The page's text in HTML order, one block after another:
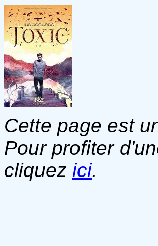
Cette page est
Pour profiter
cliquez ici.